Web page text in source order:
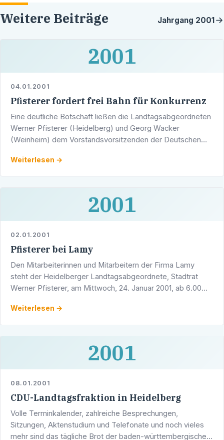
Weitere Beiträge Jahrgang 2001
2001
04.01.2001
Pfisterer fordert frei Bahn für Konkurrenz
Eine deutliche Botschaft ließen die Landtagsabgeordneten
Werner Pfisterer (Heidelberg) und Georg Wacker
(Weinheim) dem Vorstandsvorsitzenden der Deutschen
Weiterlesen →
2001
02.01.2001
Pfisterer bei Lamy
Den Mitarbeiterinnen und Mitarbeitern der Firma Lamy
steht der Heidelberger Landtagsabgeordnete, Stadtrat
Werner Pfisterer, am Mittwoch, 24. Januar 2001, ab 6.00
Weiterlesen →
2001
08.01.2001
CDU-Landtagsfraktion in Heidelberg
Volle Terminkalender, zahlreiche Besprechungen,
Sitzungen, Aktenstudium und Telefonate und noch vieles
mehr sind das tägliche Brot der baden-württembergischen